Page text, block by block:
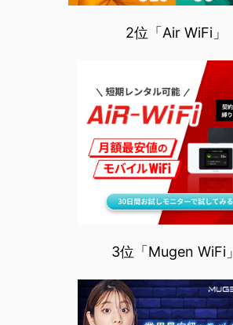
2位「Air WiFi」
3位「Mugen WiFi」